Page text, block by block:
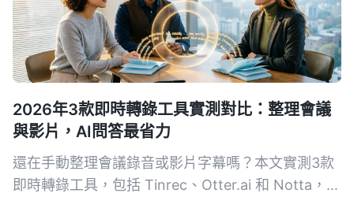
2026年3款即時轉錄工具實測對比：整理會議
與影片，AI問答最省力
還在手動整理會議錄音或影片字幕嗎？本文實測3款
即時轉錄工具，包括 Tinrec、Otter.ai 和 Notta，從